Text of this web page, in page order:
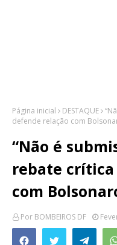
Página inicial DESTAQUE
defende relação com
“Não é
rebate
com
Por BOMBEIROS DF